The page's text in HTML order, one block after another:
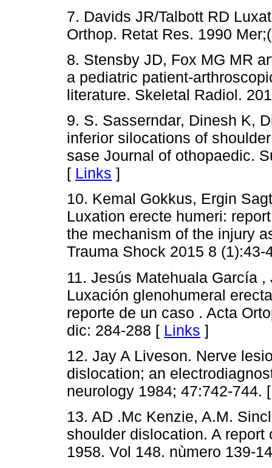
7. Davids JR/Talbott RD
Orthop. Retat Res. 1990
8. Stensby JD, Fox MG MR
a pediatric patient-
literature. Skeletal Radiol.
9. S. Sasserndar, Dinesh K,
inferior silocations of
sase Journal of othopaedic.
[ Links ]
10. Kemal Gokkus, Ergin
Luxation erecte humeri:
the mechanism of the injury
Trauma Shock 2015 8
11. Jesús Matehuala García
Luxación glenohumeral
reporte de un caso . Acta
dic: 284-288 [ Links ]
12. Jay A Liveson. Nerve
dislocation; an
neurology 1984; 47:742-744.
13. AD .Mc Kenzie, A.M.
shoulder dislocation. A
1958. Vol 148. nùmero 139-